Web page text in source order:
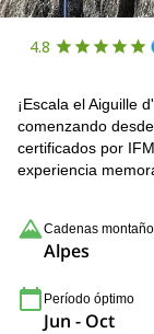
4.8
¡Escala el Aiguille
comenzando
certificados por
experiencia
Cadenas
Alpes
Período óptimo
Jun - Oct